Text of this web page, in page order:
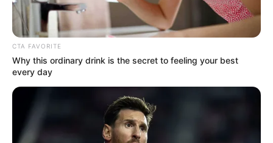
CTA FAVORITE
Why this ordinary drink is the secret to feeling your best
every day